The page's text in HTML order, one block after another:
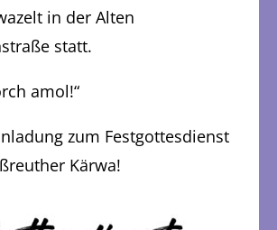
in der Alten
statt.
amol!“
zum Festgottesdienst
Kärwa!